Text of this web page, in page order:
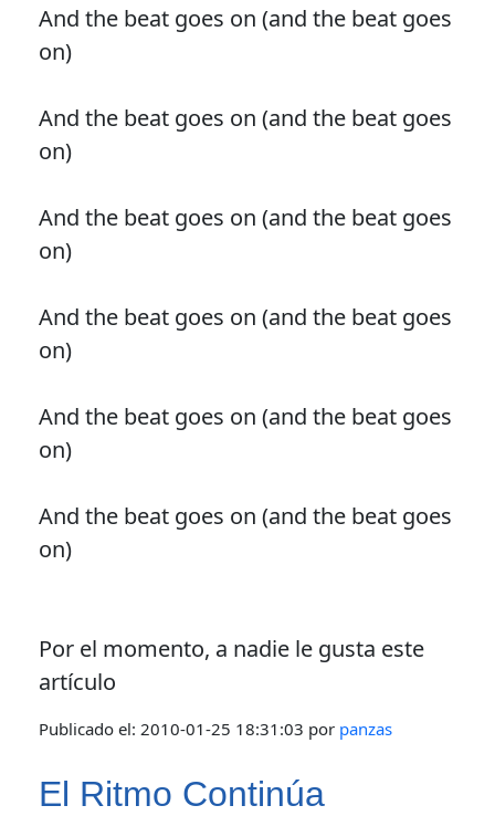
And the beat goes on (and the beat goes
on)
And the beat goes on (and the beat goes
on)
And the beat goes on (and the beat goes
on)
And the beat goes on (and the beat goes
on)
And the beat goes on (and the beat goes
on)
And the beat goes on (and the beat goes
on)
Por el momento, a nadie le gusta este
artículo
Publicado el: 2010-01-25 18:31:03 por panzas
El Ritmo Continúa